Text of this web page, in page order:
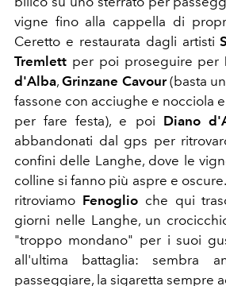
vigne fino alla cappella di
Ceretto e restaurata dagli artisti
Tremlett per poi proseguire per
d'Alba,Grinzane Cavour(basta
fassone con acciughe e nocciola
per fare festa), e poi Diano
abbandonati dal gps per
confini delle Langhe, dove le
colline si fanno più aspre e
ritroviamo Fenoglioche qui
giorni nelle Langhe, un
"troppo mondano" per i suoi
all'ultima battaglia: sembra
passeggiare, la sigaretta sempre